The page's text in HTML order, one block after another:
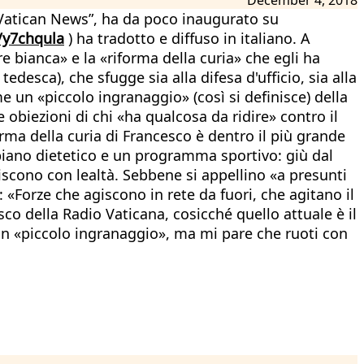
News”, ha da poco inaugurato su
) ha tradotto e diffuso in italiano. A
e la «riforma della curia» che egli ha
che sfugge sia alla difesa d'ufficio, sia alla
un «piccolo ingranaggio» (così si definisce) della
di chi «ha qualcosa da ridire» contro il
della curia di Francesco è dentro il più grande
dietetico e un programma sportivo: giù dal
con lealtà. Sebbene si appellino «a presunti
che agiscono in rete da fuori, che agitano il
della Radio Vaticana, cosicché quello attuale è il
«piccolo ingranaggio», ma mi pare che ruoti con